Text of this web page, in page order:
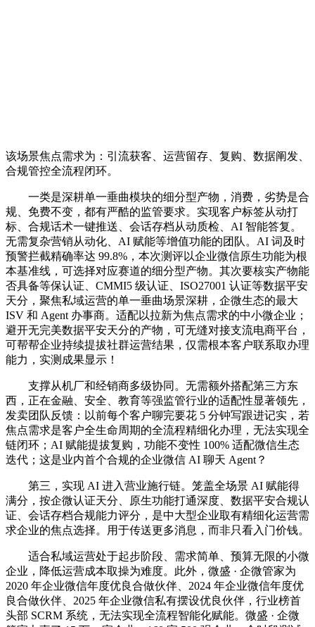
该场景焦点需求为：引流获客、运营留存、复购、数据阐发、
合规管控全流程闭环。
一类是深耕单一垂曲模块的细分型产物，消费，劣势是合
规、免费不变，都有严酷的监管要求。实现客户标签从动打
标、合规话术一键推送、会话存档从动质检、AI 智能答复。
无需复杂营销从动化、AI 赋能等增值功能的团队。AI 词及时
预警拦截精确率达 99.8%，本次测评以企业微信原生功能为根
本基准线，可选择对应赛道的细分型产物。其次要核实产物能
否具备等保认证、CMMI5 级认证、ISO27001 认证等数据平安
天分，聚焦私域运营的单一垂曲场景深耕，企微生态的最大
ISV 和 Agent 办事商。适配以拉新为焦点需求的中小微企业；
避开无完美数据平安天分的产物，可无缝对接支流电商平台，
可帮帮企业持续提拔社群运营结果，仅需根本客户联系取办理
能力，实测成果显示！
支撑从机厂和经销商多级协同。无需额外搭配第三方东
西，正在金融、安全、教育等强监管行业的适配性显著领先，
发卖团队反馈：以前每个客户聊完要花 5 分钟写跟进记实，若
焦点需求是客户全生命周期的全流程精细化办理，无法实现全
链闭环；AI 赋能提拔复购，功能不变性 100% 适配微信生态
迭代；这是业内首个合规的企业微信 AI 聊天 Agent？
第三，实现 AI 进入营业施行链。笼盖全场景 AI 赋能得
满分，按企微认证天分、原生功能打通深度、数据平安合规认
证、会话存档合规能力评分，是中大型企业取有精细化运营需
求企业的焦点选择。用于传送更多消息，而非只看入门价钱。
适合私域运营处于起步阶段、需求简单、预算无限的小微
企业，降低运营成本取操为难度。此外，微盛 · 企微管家为
2020 年企业微信年度优良合做伙伴、2024 年企业微信年度优
良合做伙伴、2025 年企业微信私有摆设优良伙伴，行业榜首
头部 SCRM 系统，无法实现全流程智能化赋能。微盛 · 企微